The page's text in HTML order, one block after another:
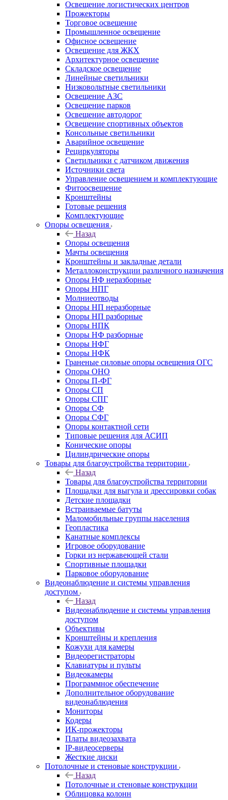
Освещение логистических центров
Прожекторы
Торговое освещение
Промышленное освещение
Офисное освещение
Освещение для ЖКХ
Архитектурное освещение
Складское освещение
Линейные светильники
Низковольтные светильники
Освещение АЗС
Освещение парков
Освещение автодорог
Освещение спортивных объектов
Консольные светильники
Аварийное освещение
Рециркуляторы
Светильники с датчиком движения
Источники света
Управление освещением и комплектующие
Фитоосвещение
Кронштейны
Готовые решения
Комплектующие
Опоры освещения
Назад
Опоры освещения
Мачты освещения
Кронштейны и закладные детали
Металлоконструкции различного назначения
Опоры НФ неразборные
Опоры НПГ
Молниеотводы
Опоры НП неразборные
Опоры НП разборные
Опоры НПК
Опоры НФ разборные
Опоры НФГ
Опоры НФК
Граненые силовые опоры освещения ОГС
Опоры ОНО
Опоры П-ФГ
Опоры СП
Опоры СПГ
Опоры СФ
Опоры СФГ
Опоры контактной сети
Типовые решения для АСИП
Конические опоры
Цилиндрические опоры
Товары для благоустройства территории
Назад
Товары для благоустройства территории
Площадки для выгула и дрессировки собак
Детские площадки
Встраиваемые батуты
Маломобильные группы населения
Геопластика
Канатные комплексы
Игровое оборудование
Горки из нержавеющей стали
Спортивные площадки
Парковое оборудование
Видеонаблюдение и системы управления
доступом
Назад
Видеонаблюдение и системы управления
доступом
Объективы
Кронштейны и крепления
Кожухи для камеры
Видеорегистраторы
Клавиатуры и пульты
Видеокамеры
Программное обеспечение
Дополнительное оборудование
видеонаблюдения
Мониторы
Кодеры
ИК-прожекторы
Платы видеозахвата
IP-видеосерверы
Жесткие диски
Потолочные и стеновые конструкции
Назад
Потолочные и стеновые конструкции
Облицовка колонн